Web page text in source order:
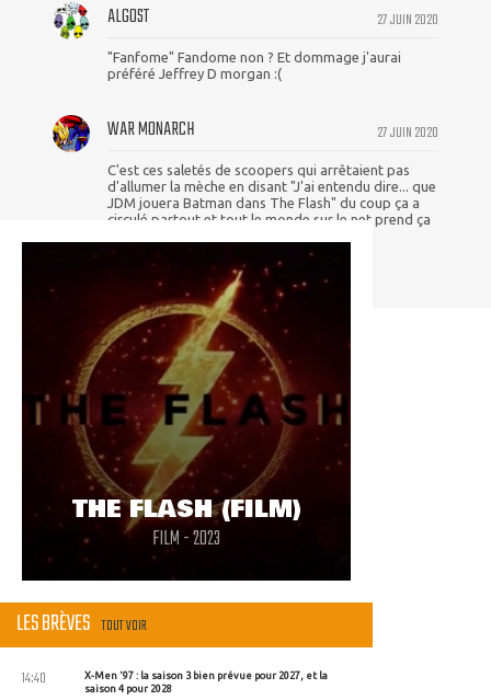
27 JUIN 2020
ALGOST
"Fanfome" Fandome non ? Et dommage j'aurai
préféré Jeffrey D morgan :(
27 JUIN 2020
WAR MONARCH
C'est ces saletés de scoopers qui arrêtaient pas
d'allumer la mèche en disant "J'ai entendu dire... que
JDM jouera Batman dans The Flash" du coup ça a
circulé partout et tout le monde sur le net prend ça
THE FLASH (FILM)
FILM - 2023
LES BRÈVES TOUT VOIR
X-Men '97 : la saison 3 bien prévue pour 2027, et la
saison 4 pour 2028
14:40